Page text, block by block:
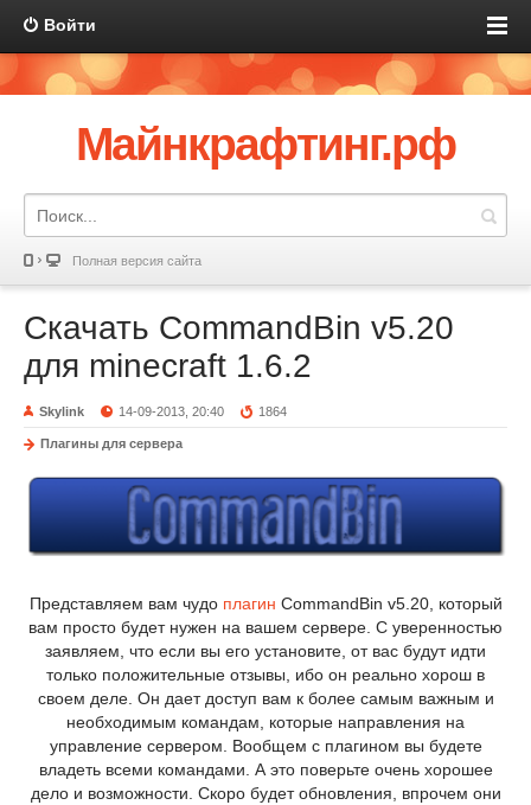
Войти
Майнкрафтинг.рф
Полная версия сайта
Скачать CommandBin v5.20
для minecraft 1.6.2
Skylink 14-09-2013, 20:40 1864
Плагины для сервера
Представляем вам чудо плагин CommandBin v5.20, который
вам просто будет нужен на вашем сервере. С уверенностью
заявляем, что если вы его установите, от вас будут идти
только положительные отзывы, ибо он реально хорош в
своем деле. Он дает доступ вам к более самым важным и
необходимым командам, которые направления на
управление сервером. Вообщем с плагином вы будете
владеть всеми командами. А это поверьте очень хорошее
дело и возможности. Скоро будет обновления, впрочем они